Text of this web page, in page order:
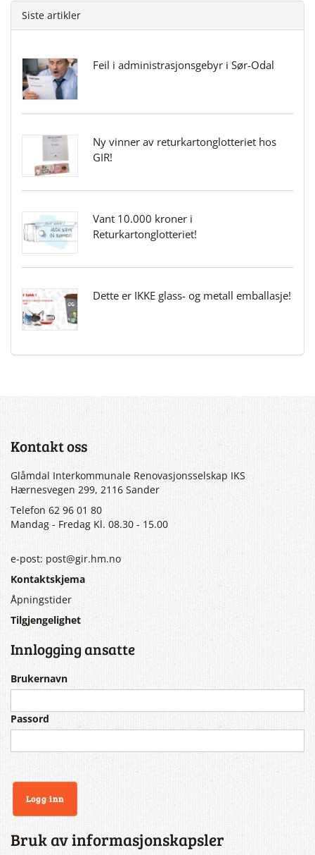
Siste artikler
Feil i administrasjonsgebyr i Sør-Odal
Ny vinner av returkartonglotteriet hos
GIR!
Vant 10.000 kroner i
Returkartonglotteriet!
Dette er IKKE glass- og metall emballasje!
Kontakt oss
Glåmdal Interkommunale Renovasjonsselskap IKS
Hærnesvegen 299, 2116 Sander
Telefon 62 96 01 80
Mandag - Fredag Kl. 08.30 - 15.00
e-post: post@gir.hm.no
Kontaktskjema
Åpningstider
Tilgjengelighet
Innlogging ansatte
Brukernavn
Passord
Bruk av informasjonskapsler